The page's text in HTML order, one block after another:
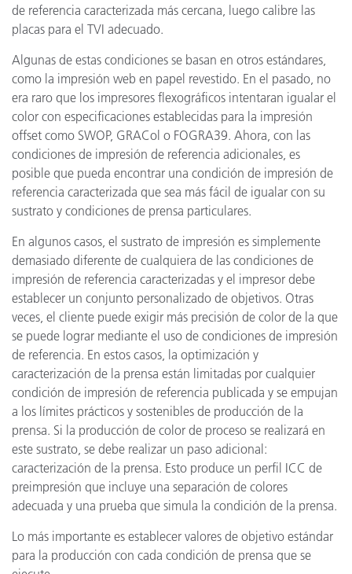
de referencia caracterizada más cercana, luego calibre las
placas para el TVI adecuado.
Algunas de estas condiciones se basan en otros estándares,
como la impresión web en papel revestido. En el pasado, no
era raro que los impresores flexográficos intentaran igualar el
color con especificaciones establecidas para la impresión
offset como SWOP, GRACol o FOGRA39. Ahora, con las
condiciones de impresión de referencia adicionales, es
posible que pueda encontrar una condición de impresión de
referencia caracterizada que sea más fácil de igualar con su
sustrato y condiciones de prensa particulares.
En algunos casos, el sustrato de impresión es simplemente
demasiado diferente de cualquiera de las condiciones de
impresión de referencia caracterizadas y el impresor debe
establecer un conjunto personalizado de objetivos. Otras
veces, el cliente puede exigir más precisión de color de la que
se puede lograr mediante el uso de condiciones de impresión
de referencia. En estos casos, la optimización y
caracterización de la prensa están limitadas por cualquier
condición de impresión de referencia publicada y se empujan
a los límites prácticos y sostenibles de producción de la
prensa. Si la producción de color de proceso se realizará en
este sustrato, se debe realizar un paso adicional:
caracterización de la prensa. Esto produce un perfil ICC de
preimpresión que incluye una separación de colores
adecuada y una prueba que simula la condición de la prensa.
Lo más importante es establecer valores de objetivo estándar
para la producción con cada condición de prensa que se